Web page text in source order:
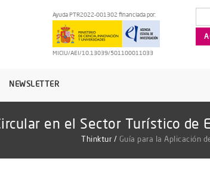
Ayuda PTR2022-001302 financiada por:
MICIU/AEI/10.13039/501100011033
NEWSLETTER
en el Sector Turístico de
Thinktur / Guía para la Aplicación